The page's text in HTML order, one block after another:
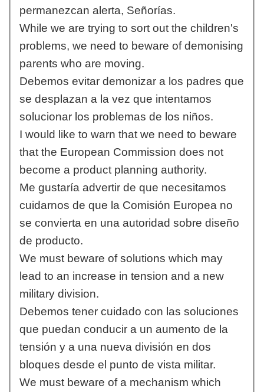
permanezcan alerta, Señorías.
While we are trying to sort out the children's
problems, we need to beware of demonising
parents who are moving.
Debemos evitar demonizar a los padres que
se desplazan a la vez que intentamos
solucionar los problemas de los niños.
I would like to warn that we need to beware
that the European Commission does not
become a product planning authority.
Me gustaría advertir de que necesitamos
cuidarnos de que la Comisión Europea no
se convierta en una autoridad sobre diseño
de producto.
We must beware of solutions which may
lead to an increase in tension and a new
military division.
Debemos tener cuidado con las soluciones
que puedan conducir a un aumento de la
tensión y a una nueva división en dos
bloques desde el punto de vista militar.
We must beware of a mechanism which